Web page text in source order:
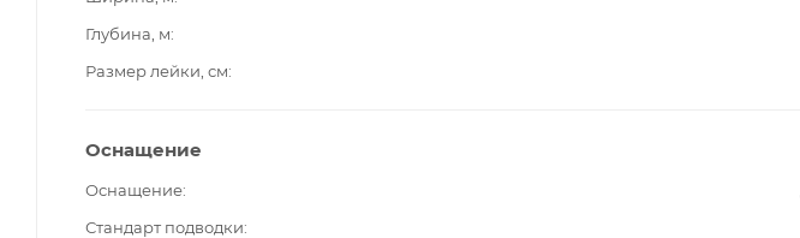
Глубина, м
Размер лейки, см
Оснащение
Оснащение
Стандарт подводки